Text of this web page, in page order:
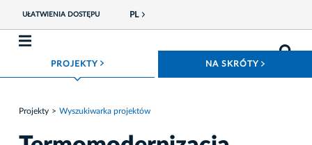
UŁATWIENIA DOSTĘPU PL
PROJEKTY ROZWIŃ MENU NA SKRÓTY
Projekty Wyszukiwarka projektów